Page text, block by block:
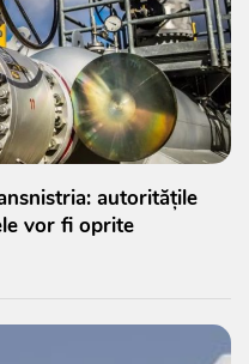
autoritățile
vor fi oprite